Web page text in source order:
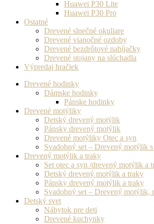
Huawei P30 Lite
Huawei P30 Pro
Ostatné
Drevené slnečné okuliare
Drevené vianočné ozdoby
Drevené bezdrôtové nabíjačky
Drevené stojany na slúchadla
Výpredaj hračiek
Drevené hodinky
Dámske hodinky
Pánske hodinky
Drevené motýliky
Detský drevený motýlik
Pánsky drevený motýlik
Drevené motýliky Otec a syn
Svadobný set – Drevený motýlik
Drevený motýlik a traky
Set otec a syn /drevený motýlik a
Detský drevený motýlik a traky
Pánsky drevený motýlik a traky
Svadobný set – Drevený motýlik,
Detský svet
Nábytok pre deti
Drevené kuchynky